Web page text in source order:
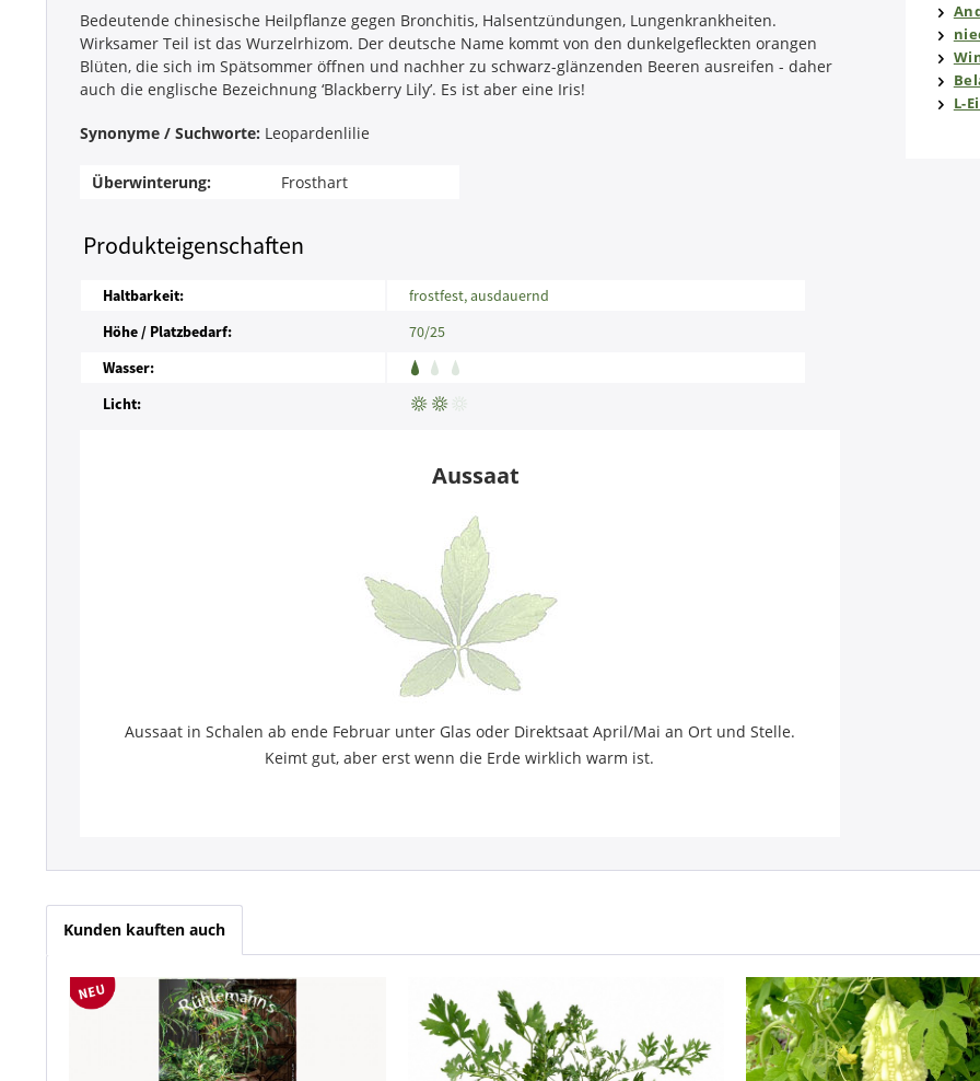
Bedeutende chinesische Heilpflanze gegen Bronchitis, Halsentzündungen, Lungenkrankheiten.
Wirksamer Teil ist das Wurzelrhizom. Der deutsche Name kommt von den dunkelgefleckten orangen
Blüten, die sich im Spätsommer öffnen und nachher zu schwarz-glänzenden Beeren ausreifen - daher
auch die englische Bezeichnung ‘Blackberry Lily’. Es ist aber eine Iris!
Synonyme / Suchworte: Leopardenlilie
Überwinterung: Frosthart
Produkteigenschaften
Haltbarkeit:
frostfest, ausdauernd
Höhe / Platzbedarf:
70/25
Wasser:
Licht:
Aussaat
Aussaat in Schalen ab ende Februar unter Glas oder Direktsaat April/Mai an Ort und Stelle.
Keimt gut, aber erst wenn die Erde wirklich warm ist.
L-
Kunden kauften auch